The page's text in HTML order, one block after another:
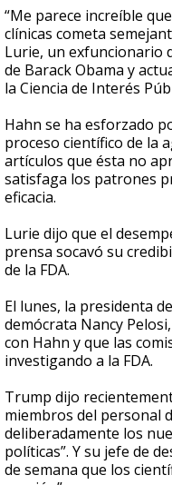
“Me parece increíble
clínicas cometa
Lurie, un exfuncionario
de Barack Obama y
la Ciencia de Interés
Hahn se ha esforzado
proceso científico de la
artículos que ésta no
satisfaga los patrones
eficacia.
Lurie dijo que el
prensa socavó su
de la FDA.
El lunes, la presidenta
demócrata Nancy
con Hahn y que las
investigando a la FDA.
Trump dijo
miembros del personal
deliberadamente los
políticas”. Y su jefe de
de semana que los